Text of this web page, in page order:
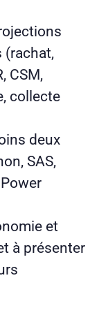
(rachat,
CSM,
collecte
deux
SAS,
et
à présenter